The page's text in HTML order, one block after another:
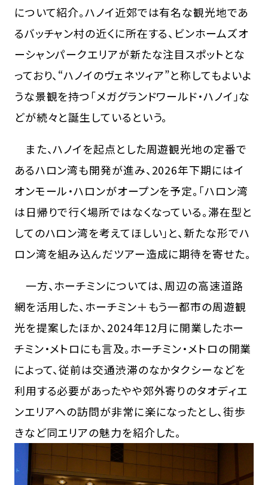
について紹介。ハノイ近郊では有名な観光地であ
るバッチャン村の近くに所在する、ビンホームズオ
ーシャンパークエリアが新たな注目スポットとな
っており、“ハノイのヴェネツィア”と称してもよいよ
うな景観を持つ「メガグランドワールド・ハノイ」な
どが続々と誕生しているという。
また、ハノイを起点とした周遊観光地の定番で
あるハロン湾も開発が進み、2026年下期にはイ
オンモール・ハロンがオープンを予定。「ハロン湾
は日帰りで行く場所ではなくなっている。滞在型と
してのハロン湾を考えてほしい」と、新たな形でハ
ロン湾を組み込んだツアー造成に期待を寄せた。
一方、ホーチミンについては、周辺の高速道路
網を活用した、ホーチミン＋もう一都市の周遊観
光を提案したほか、2024年12月に開業したホー
チミン・メトロにも言及。ホーチミン・メトロの開業
によって、従前は交通渋滞のなかタクシーなどを
利用する必要があったやや郊外寄りのタオディエ
ンエリアへの訪問が非常に楽になったとし、街歩
きなど同エリアの魅力を紹介した。